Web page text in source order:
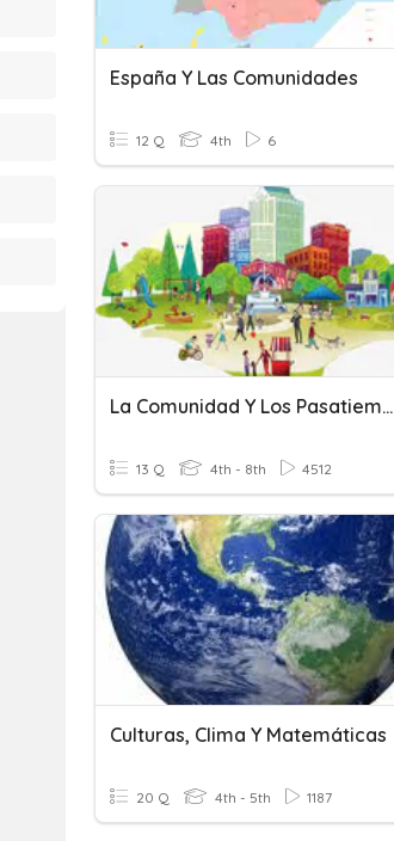
España Y Las Comunidades
12 Q 4th 6
La Comunidad Y Los Pasatiempos
13 Q 4th - 8th 4512
Culturas, Clima Y Matemáticas
20 Q 4th - 5th 1187